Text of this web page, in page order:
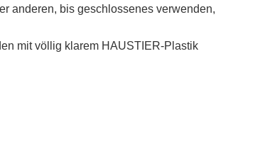
anderen, bis geschlossenes verwenden,
mit völlig klarem HAUSTIER-Plastik